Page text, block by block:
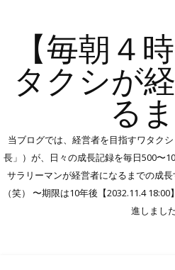
【毎朝４
タクシが
る
当ブログでは、経営者を目指すワタク
長」）が、日々の成長記録を毎日500〜
サラリーマンが経営者になるまでの成
（笑） 〜期限は10年後【2032.11.4
進しまし